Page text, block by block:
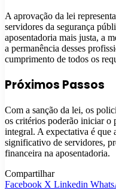
A aprovação da lei
servidores da segurança
aposentadoria mais justa, a
a permanência desses
cumprimento de todos os
Próximos Passos
Com a sanção da lei, os
os critérios poderão iniciar o
integral. A expectativa é que
significativo de servidores,
financeira na aposentadoria.
Compartilhar
Facebook X Linkedin